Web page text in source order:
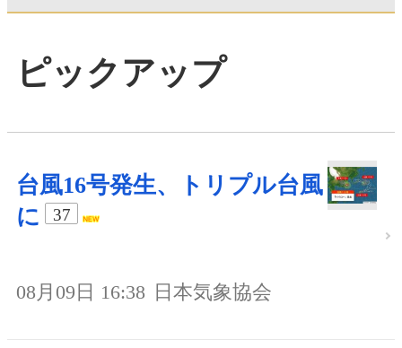
ピックアップ
台風16号発生、トリプル台風
に
37
08月09日 16:38 日本気象協会